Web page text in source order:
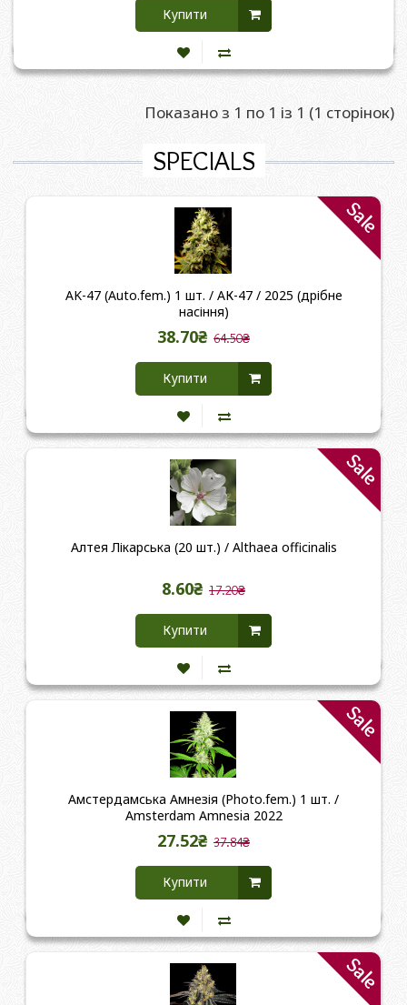
Купити
Показано з 1 по 1 із 1 (1 сторінок)
SPECIALS
Sale
AK-47 (Auto.fem.) 1 шт. / АК-47 / 2025 (дрібне
насіння)
38.70₴ 64.50₴
Купити
Sale
Алтея Лікарська (20 шт.) / Althaea officinalis
8.60₴ 17.20₴
Купити
Sale
Амстердамська Амнезія (Photo.fem.) 1 шт. /
Amsterdam Amnesia 2022
27.52₴ 37.84₴
Купити
Sale